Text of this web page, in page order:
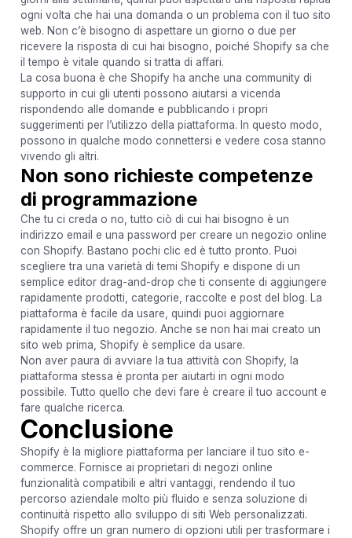
ogni volta che hai una domanda o un problema con il tuo sito
web. Non c’è bisogno di aspettare un giorno o due per
ricevere la risposta di cui hai bisogno, poiché Shopify sa che
il tempo è vitale quando si tratta di affari.
La cosa buona è che Shopify ha anche una community di
supporto in cui gli utenti possono aiutarsi a vicenda
rispondendo alle domande e pubblicando i propri
suggerimenti per l’utilizzo della piattaforma. In questo modo,
possono in qualche modo connettersi e vedere cosa stanno
vivendo gli altri.
Non sono richieste competenze
di programmazione
Che tu ci creda o no, tutto ciò di cui hai bisogno è un
indirizzo email e una password per creare un negozio online
con Shopify. Bastano pochi clic ed è tutto pronto. Puoi
scegliere tra una varietà di temi Shopify e dispone di un
semplice editor drag-and-drop che ti consente di aggiungere
rapidamente prodotti, categorie, raccolte e post del blog. La
piattaforma è facile da usare, quindi puoi aggiornare
rapidamente il tuo negozio. Anche se non hai mai creato un
sito web prima, Shopify è semplice da usare.
Non aver paura di avviare la tua attività con Shopify, la
piattaforma stessa è pronta per aiutarti in ogni modo
possibile. Tutto quello che devi fare è creare il tuo account e
fare qualche ricerca.
Conclusione
Shopify è la migliore piattaforma per lanciare il tuo sito e-
commerce. Fornisce ai proprietari di negozi online
funzionalità compatibili e altri vantaggi, rendendo il tuo
percorso aziendale molto più fluido e senza soluzione di
continuità rispetto allo sviluppo di siti Web personalizzati.
Shopify offre un gran numero di opzioni utili per trasformare i